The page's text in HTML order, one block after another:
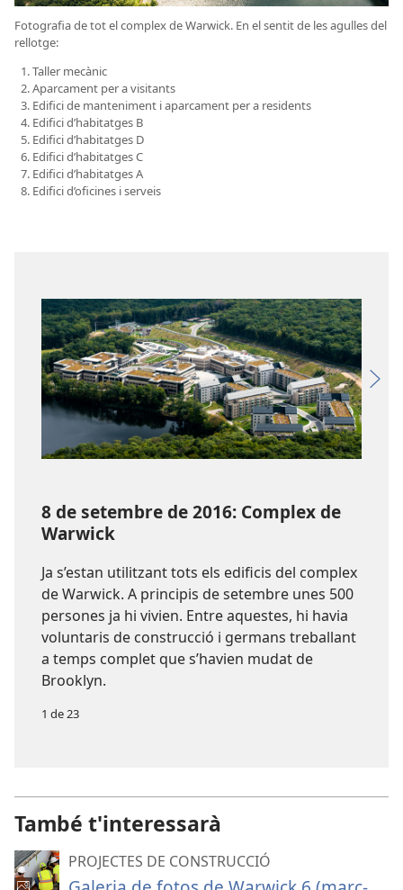
Fotografia de tot el complex de Warwick. En el sentit de les agulles del
rellotge:
Taller mecànic
Aparcament per a visitants
Edifici de manteniment i aparcament per a residents
Edifici d’habitatges B
Edifici d’habitatges D
Edifici d’habitatges C
Edifici d’habitatges A
Edifici d’oficines i serveis
8 de setembre de 2016: Complex de
Warwick
Ja s’estan utilitzant tots els edificis del complex
de Warwick. A principis de setembre unes 500
persones ja hi vivien. Entre aquestes, hi havia
voluntaris de construcció i germans treballant
a temps complet que s’havien mudat de
Brooklyn.
1 de 23
També t'interessarà
PROJECTES DE CONSTRUCCIÓ